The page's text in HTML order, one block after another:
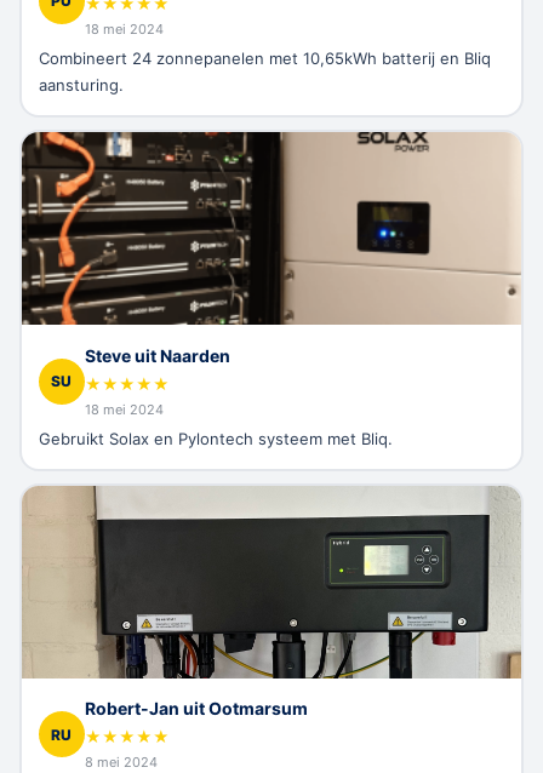
18 mei 2024
Combineert 24 zonnepanelen met 10,65kWh batterij en Bliq
aansturing.
SU
Steve uit Naarden
★★★★★
18 mei 2024
Gebruikt Solax en Pylontech systeem met Bliq.
RU
Robert-Jan uit Ootmarsum
★★★★★
8 mei 2024